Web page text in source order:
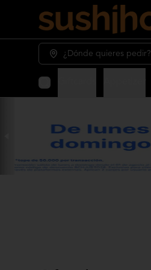
¿Dónde quieres pedir?